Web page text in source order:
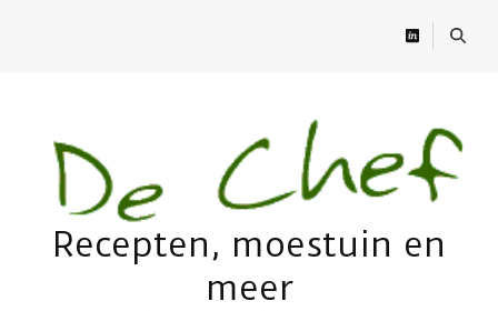
Recepten, moestuin en
meer